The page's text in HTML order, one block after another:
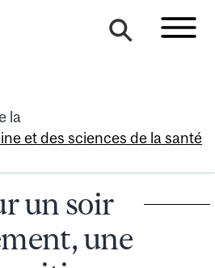
la
et des sciences de la santé
un soir
une